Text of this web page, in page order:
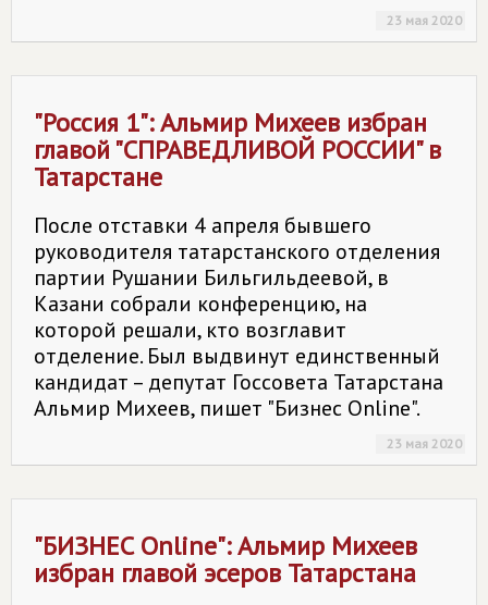
23 мая 2020
"Россия 1": Альмир Михеев избран
главой "СПРАВЕДЛИВОЙ РОССИИ" в
Татарстане
После отставки 4 апреля бывшего
руководителя татарстанского отделения
партии Рушании Бильгильдеевой, в
Казани собрали конференцию, на
которой решали, кто возглавит
отделение. Был выдвинут единственный
кандидат – депутат Госсовета Татарстана
Альмир Михеев, пишет "Бизнес Online".
23 мая 2020
"БИЗНЕС Online": Альмир Михеев
избран главой эсеров Татарстана